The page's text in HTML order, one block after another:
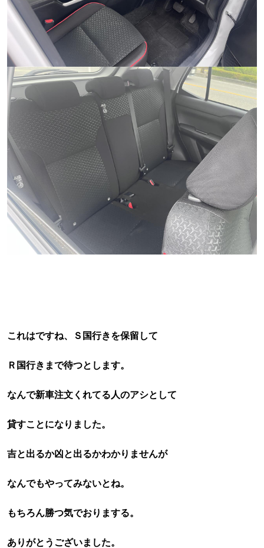
これはですね、Ｓ国行きを保留して
Ｒ国行きまで待つとします。
なんで新車注文くれてる人のアシとして
貸すことになりました。
吉と出るか凶と出るかわかりませんが
なんでもやってみないとね。
もちろん勝つ気でおりまする。
ありがとうございました。